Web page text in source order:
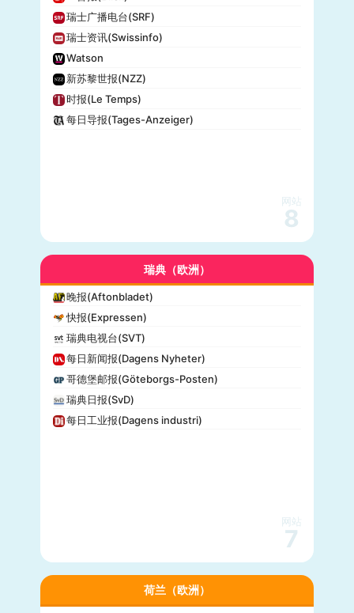
瑞士广播电台(SRF)
瑞士资讯(Swissinfo)
Watson
新苏黎世报(NZZ)
时报(Le Temps)
每日导报(Tages-Anzeiger)
网站
8
瑞典（欧洲）
晚报(Aftonbladet)
快报(Expressen)
瑞典电视台(SVT)
每日新闻报(Dagens Nyheter)
哥德堡邮报(Göteborgs-Posten)
瑞典日报(SvD)
每日工业报(Dagens industri)
网站
7
荷兰（欧洲）